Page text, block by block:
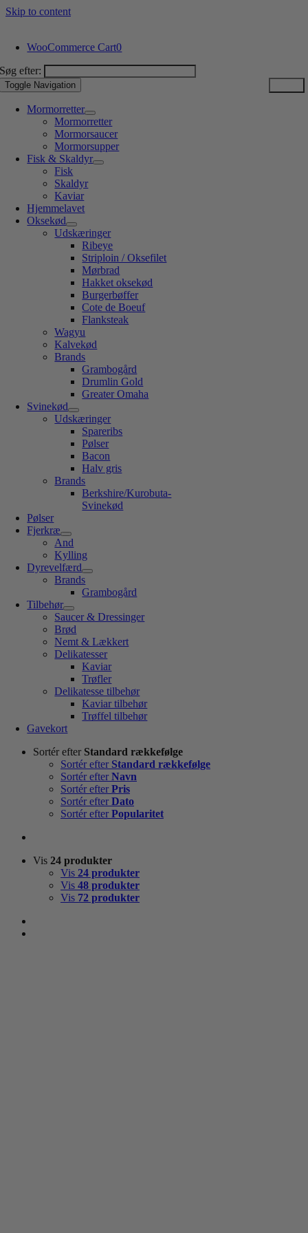
Skip to content
WooCommerce Cart0
Søg efter:
Toggle Navigation
Mormorretter
Mormorretter
Mormorsaucer
Mormorsupper
Fisk & Skaldyr
Fisk
Skaldyr
Kaviar
Hjemmelavet
Oksekød
Udskæringer
Ribeye
Striploin / Oksefilet
Mørbrad
Hakket oksekød
Burgerbøffer
Cote de Boeuf
Flanksteak
Wagyu
Kalvekød
Brands
Grambogård
Drumlin Gold
Greater Omaha
Svinekød
Udskæringer
Spareribs
Pølser
Bacon
Halv gris
Brands
Berkshire/Kurobuta-
Svinekød
Pølser
Fjerkræ
And
Kylling
Dyrevelfærd
Brands
Grambogård
Tilbehør
Saucer & Dressinger
Brød
Nemt & Lækkert
Delikatesser
Kaviar
Trøfler
Delikatesse tilbehør
Kaviar tilbehør
Trøffel tilbehør
Gavekort
Sortér efter Standard rækkefølge
Sortér efter Standard rækkefølge
Sortér efter Navn
Sortér efter Pris
Sortér efter Dato
Sortér efter Popularitet
Vis 24 produkter
Vis 24 produkter
Vis 48 produkter
Vis 72 produkter